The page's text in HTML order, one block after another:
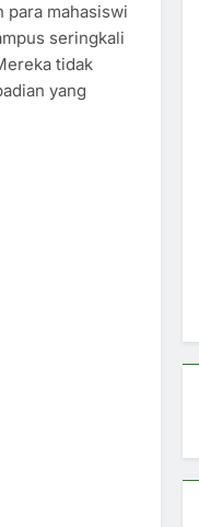
para mahasiswi
seringkali
tidak
yang